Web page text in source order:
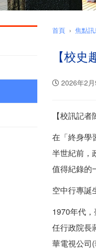
首頁 焦點訊
【校
2026年2月
【校訊記者
在「終身學
半世紀前，
值得紀錄的
空中行專誕
1970年代
任行政院長
華電視公司